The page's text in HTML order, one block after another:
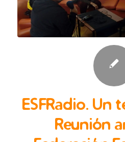
ESFRadio. Un
Reunión